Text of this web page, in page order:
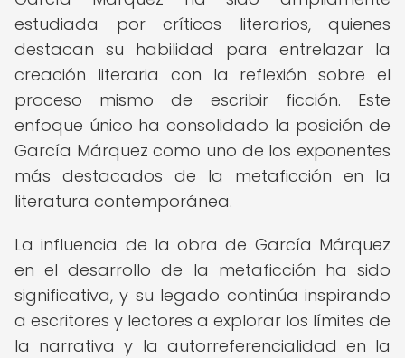
estudiada por críticos literarios, quienes
destacan su habilidad para entrelazar la
creación literaria con la reflexión sobre el
proceso mismo de escribir ficción. Este
enfoque único ha consolidado la posición de
García Márquez como uno de los exponentes
más destacados de la metaficción en la
literatura contemporánea.
La influencia de la obra de García Márquez
en el desarrollo de la metaficción ha sido
significativa, y su legado continúa inspirando
a escritores y lectores a explorar los límites de
la narrativa y la autorreferencialidad en la